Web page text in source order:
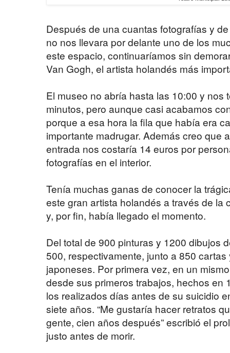
Después de una cuantas fotografías y
no nos llevara por delante uno de los
este espacio, continuaríamos sin
Van Gogh, el artista holandés más
El museo no abría hasta las 10:00 y nos
minutos, pero aunque casi acabamos
porque a esa hora la fila que había era
importante madrugar. Además creo que
entrada nos costaría 14 euros por
fotografías en el interior.
Tenía muchas ganas de conocer la
este gran artista holandés a través de la
y, por fin, había llegado el momento.
Del total de 900 pinturas y 1200 dibujos
500, respectivamente, junto a 850
japoneses. Por primera vez, en un
desde sus primeros trabajos, hechos en
los realizados días antes de su suicidio
siete años. “Me gustaría hacer retratos
gente, cien años después” escribió el
justo antes de morir.